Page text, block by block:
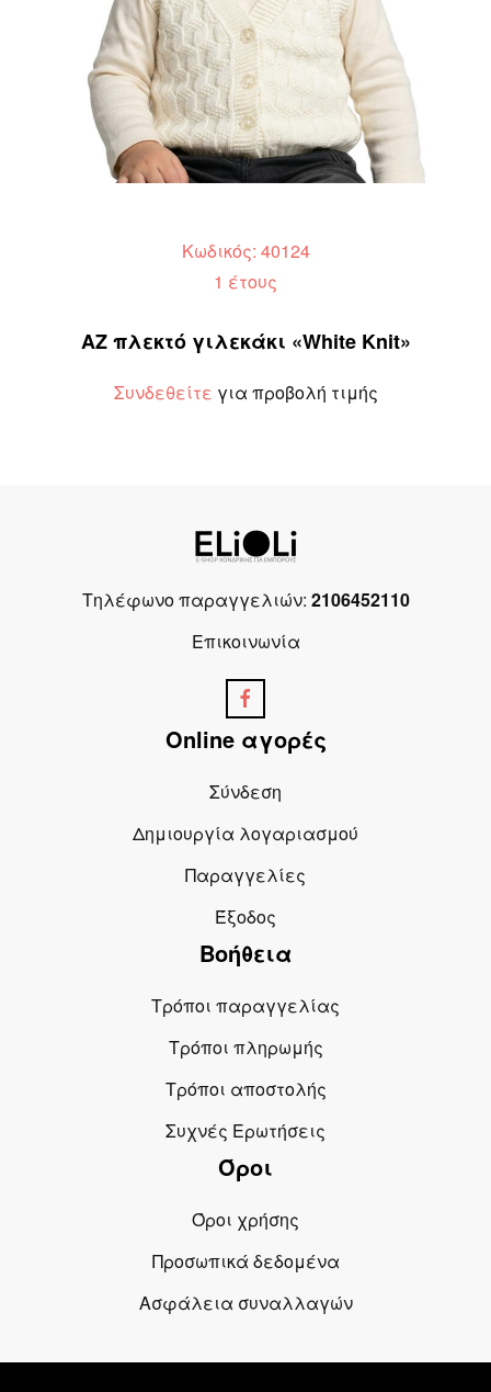
Κωδικός: 40124
1 έτους
ΑΖ πλεκτό γιλεκάκι «White Knit»
Συνδεθείτε για προβολή τιμής
Τηλέφωνο παραγγελιών: 2106452110
Επικοινωνία
Online αγορές
Σύνδεση
Δημιουργία λογαριασμού
Παραγγελίες
Έξοδος
Βοήθεια
Τρόποι παραγγελίας
Τρόποι πληρωμής
Τρόποι αποστολής
Συχνές Ερωτήσεις
Όροι
Όροι χρήσης
Προσωπικά δεδομένα
Ασφάλεια συναλλαγών